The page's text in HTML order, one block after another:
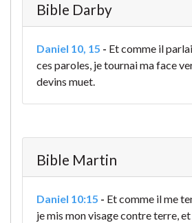
Bible Darby
Daniel 10, 15 - Et comme il
ces paroles, je tournai ma face
devins muet.
Bible Martin
Daniel 10:15 - Et comme il me
je mis mon visage contre terre, et